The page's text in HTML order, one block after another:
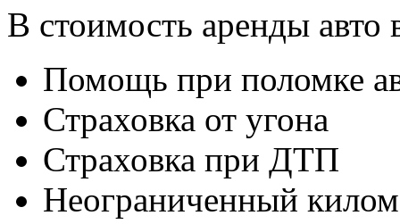
В стоимость аренды авто
Помощь при поломке
Страховка от угона
Страховка при ДТП
Неограниченный